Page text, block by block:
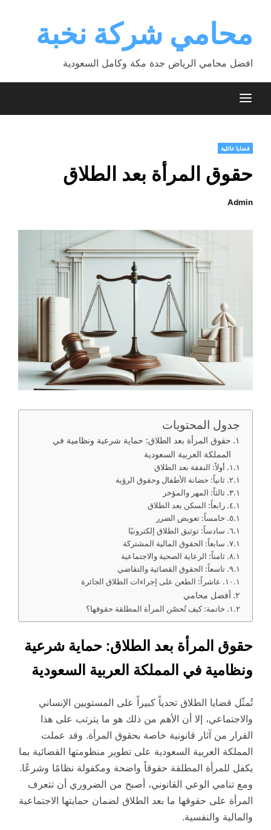
contentمحامي شركة نخبة
افضل محامي الرياض جدة مكة وكامل السعودية
قضايا عائلية
حقوق المرأة بعد الطلاق
Admin
جدول المحتويات
حقوق المرأة بعد الطلاق: حماية شرعية ونظامية في
المملكة العربية السعودية
أولاً: النفقة بعد الطلاق
ثانياً: حضانة الأطفال وحقوق الرؤية
ثالثاً: المهر والمؤخر
رابعاً: السكن بعد الطلاق
خامساً: تعويض الضرر
سادساً: توثيق الطلاق إلكترونيًا
سابعاً: الحقوق المالية المشتركة
ثامناً: الرعاية الصحية والاجتماعية
تاسعاً: الحقوق القضائية والتقاضي
عاشراً: الطعن على إجراءات الطلاق الجائرة
أفضل محامي
خاتمة: كيف تُحصّن المرأة المطلقة حقوقها؟
حقوق المرأة بعد الطلاق: حماية شرعية
ونظامية في المملكة العربية السعودية
تُمثّل قضايا الطلاق تحدياً كبيراً على المستويين الإنساني
والاجتماعي، إلا أن الأهم من ذلك هو ما يترتب على هذا
القرار من آثار قانونية خاصة بحقوق المرأة. وقد عملت
المملكة العربية السعودية على تطوير منظومتها القضائية بما
يكفل للمرأة المطلقة حقوقاً واضحة ومكفولة نظامًا وشرعًا.
ومع تنامي الوعي القانوني، أصبح من الضروري أن تتعرف
المرأة على حقوقها ما بعد الطلاق لضمان حمايتها الاجتماعية
والمالية والنفسية.